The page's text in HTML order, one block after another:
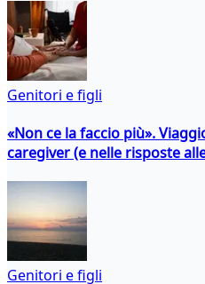
Genitori e figli
«Non ce la faccio più».
caregiver (e nelle risposte
Genitori e figli